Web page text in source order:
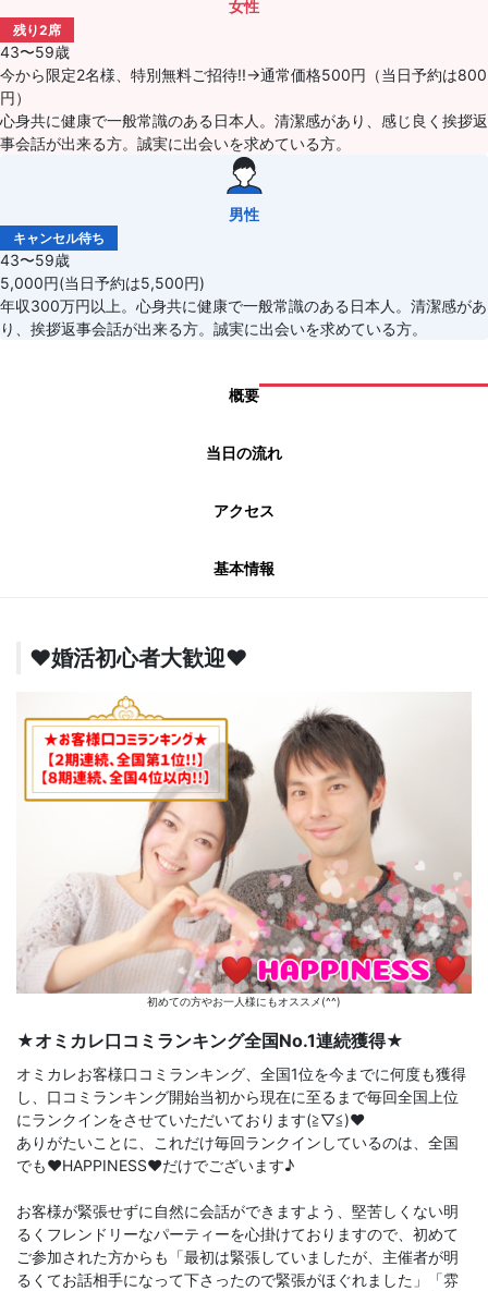
女性
残り2席
43〜59歳
今から限定2名様、特別無料ご招待!!→通常価格500円（当日予約は800
円）
心身共に健康で一般常識のある日本人。清潔感があり、感じ良く挨拶返
事会話が出来る方。誠実に出会いを求めている方。
男性
キャンセル待ち
43〜59歳
5,000円(当日予約は5,500円)
年収300万円以上。心身共に健康で一般常識のある日本人。清潔感があ
り、挨拶返事会話が出来る方。誠実に出会いを求めている方。
概要
当日の流れ
アクセス
基本情報
♥️婚活初心者大歓迎♥️
初めての方やお一人様にもオススメ(^^)
★オミカレ口コミランキング全国No.1連続獲得★
オミカレお客様口コミランキング、全国1位を今までに何度も獲得
し、口コミランキング開始当初から現在に至るまで毎回全国上位
にランクインをさせていただいております(≧▽≦)♥️
ありがたいことに、これだけ毎回ランクインしているのは、全国
でも♥️HAPPINESS♥️だけでございます♪
お客様が緊張せずに自然に会話ができますよう、堅苦しくない明
るくフレンドリーなパーティーを心掛けておりますので、初めて
ご参加された方からも「最初は緊張していましたが、主催者が明
るくてお話相手になって下さったので緊張がほぐれました」「雰